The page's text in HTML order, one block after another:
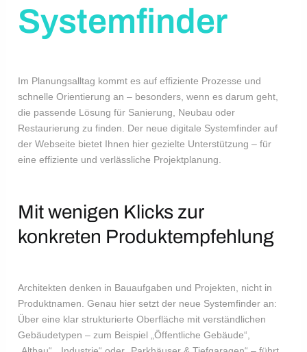
Systemfinder
Im Planungsalltag kommt es auf effiziente Prozesse und
schnelle Orientierung an – besonders, wenn es darum geht,
die passende Lösung für Sanierung, Neubau oder
Restaurierung zu finden. Der neue digitale Systemfinder auf
der Webseite bietet Ihnen hier gezielte Unterstützung – für
eine effiziente und verlässliche Projektplanung.
Mit wenigen Klicks zur
konkreten Produktempfehlung
Architekten denken in Bauaufgaben und Projekten, nicht in
Produktnamen. Genau hier setzt der neue Systemfinder an:
Über eine klar strukturierte Oberfläche mit verständlichen
Gebäudetypen – zum Beispiel „Öffentliche Gebäude“,